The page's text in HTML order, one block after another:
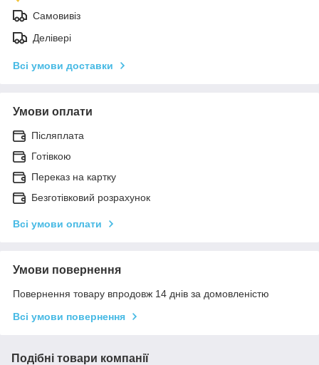
Самовивіз
Делівері
Всі умови доставки
Умови оплати
Післяплата
Готівкою
Переказ на картку
Безготівковий розрахунок
Всі умови оплати
Умови повернення
Повернення товару впродовж 14 днів за домовленістю
Всі умови повернення
Подібні товари компанії